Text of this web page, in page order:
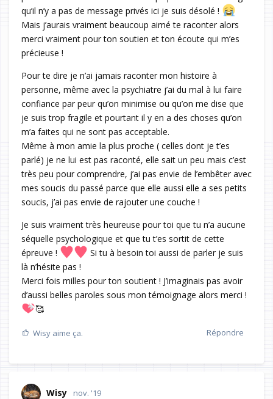
qu’il n’y a pas de message privés ici je suis désolé !
Mais j’aurais vraiment beaucoup aimé te raconter alors
merci vraiment pour ton soutien et ton écoute qui m’es
précieuse !
Pour te dire je n’ai jamais raconter mon histoire à
personne, même avec la psychiatre j’ai du mal à lui faire
confiance par peur qu’on minimise ou qu’on me dise que
je suis trop fragile et pourtant il y en a des choses qu’on
m’a faites qui ne sont pas acceptable.
Même à mon amie la plus proche ( celles dont je t’es
parlé) je ne lui est pas raconté, elle sait un peu mais c’est
très peu pour comprendre, j’ai pas envie de l’embêter avec
mes soucis du passé parce que elle aussi elle a ses petits
soucis, j’ai pas envie de rajouter une couche !
Je suis vraiment très heureuse pour toi que tu n’a aucune
séquelle psychologique et que tu t’es sortit de cette
épreuve !
Si tu à besoin toi aussi de parler je suis
là n’hésite pas !
Merci fois milles pour ton soutient ! J’imaginais pas avoir
d’aussi belles paroles sous mon témoignage alors merci !
🥰
Répondre
Wisy aime ça.
Wisy nov. '19